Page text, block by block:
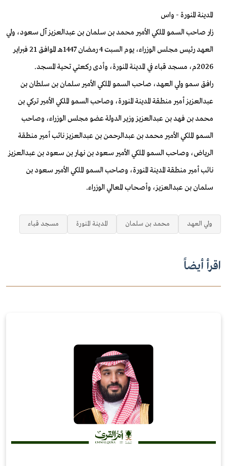
المدينة المنورة - واس
زار صاحب السمو الملكي الأمير محمد بن سلمان بن عبدالعزيز آل سعود، ولي
العهد رئيس مجلس الوزراء، يوم السبت 4 رمضان 1447هـ الموافق 21 فبراير
2026م، مسجد قباء في المدينة المنورة، وأدى ركعتي تحية المسجد.
رافق سمو ولي العهد، صاحب السمو الملكي الأمير سلمان بن سلطان بن
عبدالعزيز أمير منطقة المدينة المنورة، وصاحب السمو الملكي الأمير تركي بن
محمد بن فهد بن عبدالعزيز وزير الدولة عضو مجلس الوزراء، وصاحب
السمو الملكي الأمير محمد بن عبدالرحمن بن عبدالعزيز نائب أمير منطقة
الرياض، وصاحب السمو الملكي الأمير سعود بن نهار بن سعود بن عبدالعزيز
نائب أمير منطقة المدينة المنورة، وصاحب السمو الملكي الأمير سعود بن
سلمان بن عبدالعزيز، وأصحاب المعالي الوزراء.
ولي العهد محمد بن سلمان المدينة المنورة مسجد قباء
اقرأ أيضاً